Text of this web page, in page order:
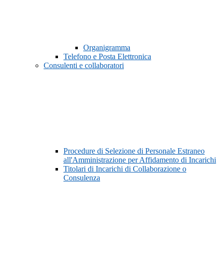
Organigramma
Telefono e Posta Elettronica
Consulenti e collaboratori
Procedure di Selezione di Personale Estraneo
all'Amministrazione per Affidamento di Incarichi
Titolari di Incarichi di Collaborazione o
Consulenza